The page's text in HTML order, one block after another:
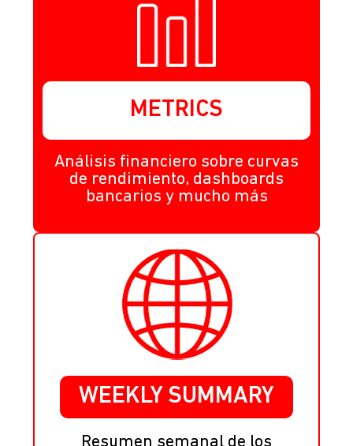
METRICS
Análisis financiero sobre curvas
de rendimiento, dashboards
bancarios y mucho más
WEEKLY SUMMARY